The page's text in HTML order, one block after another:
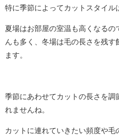
特に季節によってカットスタイル
夏場はお部屋の室温も高くなるの
んも多く、冬場は毛の長さを残す
ます。
季節にあわせてカットの長さを調
れませんね。
カットに連れていきたい頻度や毛